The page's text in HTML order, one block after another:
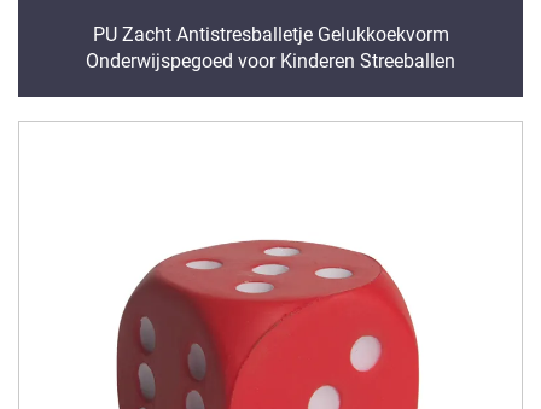
PU Zacht Antistresballetje Gelukkoekvorm
Onderwijspegoed voor Kinderen Streeballen